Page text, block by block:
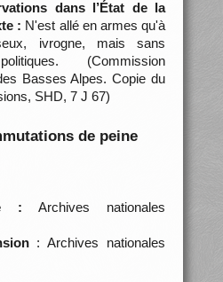
dans l’État de la
: N'est allé en armes qu'à
ivrogne, mais sans
(Commission
Basses Alpes. Copie du
SHD, 7 J 67)
de peine
: Archives nationales
: Archives nationales